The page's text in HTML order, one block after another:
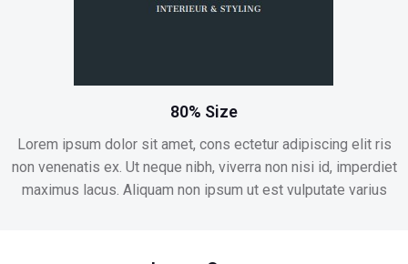
80% Size
Lorem ipsum dolor sit amet, cons ectetur adipiscing elit ris
non venenatis ex. Ut neque nibh, viverra non nisi id, imperdiet
maximus lacus. Aliquam non ipsum ut est vulputate varius